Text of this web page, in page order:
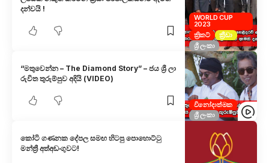
WORLD CUP
2023
ක්‍රිකට්
ක්‍රීඩා
ශ්‍රී ලංකා
දන්වයි !
විනෝදාත්මක
ශ්‍රී ලංකා
“මතුවෙන්න – The Diamond Story” – ජය ශ්‍රී ලා
රුවිත තුරුම්පුව අදියි (VIDEO)
කෝටි ගණනක දේපල සමඟ හිටපු පොහොට්ටු
මන්ත්‍රී අත්අඩංගුවට!